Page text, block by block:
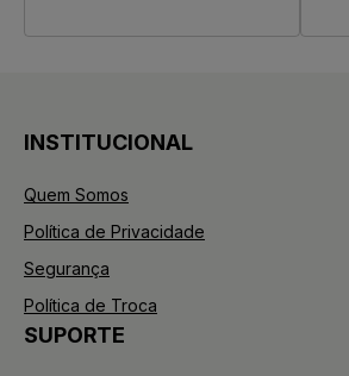
INSTITUCIONAL
Quem Somos
Política de Privacidade
Segurança
Política de Troca
SUPORTE